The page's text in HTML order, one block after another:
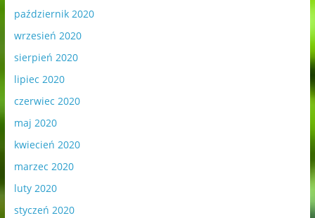
październik 2020
wrzesień 2020
sierpień 2020
lipiec 2020
czerwiec 2020
maj 2020
kwiecień 2020
marzec 2020
luty 2020
styczeń 2020